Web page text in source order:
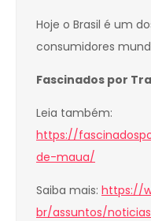
Hoje o Brasil é um
consumidores
Fascinados por
Leia também:
https://
de-maua/
Saiba mais: https://
br/assuntos/